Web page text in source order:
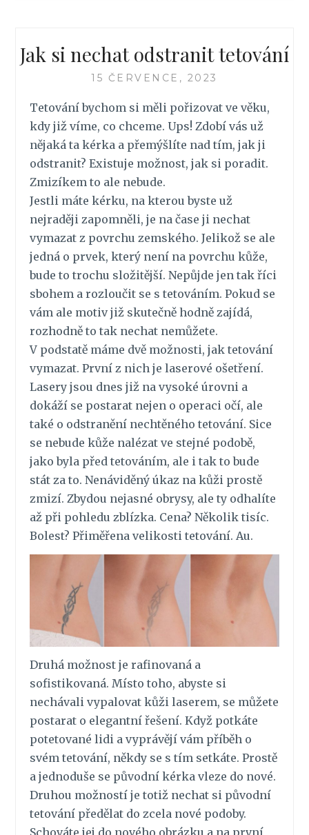
Jak si nechat odstranit tetování
15 ČERVENCE, 2023
Tetování bychom si měli pořizovat ve věku,
kdy již víme, co chceme. Ups! Zdobí vás už
nějaká ta kérka a přemýšlíte nad tím, jak ji
odstranit? Existuje možnost, jak si poradit.
Zmizíkem to ale nebude.
Jestli máte kérku, na kterou byste už
nejraději zapomněli, je na čase ji nechat
vymazat z povrchu zemského. Jelikož se ale
jedná o prvek, který není na povrchu kůže,
bude to trochu složitější. Nepůjde jen tak říci
sbohem a rozloučit se s tetováním. Pokud se
vám ale motiv již skutečně hodně zajídá,
rozhodně to tak nechat nemůžete.
V podstatě máme dvě možnosti, jak tetování
vymazat. První z nich je laserové ošetření.
Lasery jsou dnes již na vysoké úrovni a
dokáží se postarat nejen o operaci očí, ale
také o odstranění nechtěného tetování. Sice
se nebude kůže nalézat ve stejné podobě,
jako byla před tetováním, ale i tak to bude
stát za to. Nenáviděný úkaz na kůži prostě
zmizí. Zbydou nejasné obrysy, ale ty odhalíte
až při pohledu zblízka. Cena? Několik tisíc.
Bolest? Přiměřena velikosti tetování. Au.
Druhá možnost je rafinovaná a
sofistikovaná. Místo toho, abyste si
nechávali vypalovat kůži laserem, se můžete
postarat o elegantní řešení. Když potkáte
potetované lidi a vyprávějí vám příběh o
svém tetování, někdy se s tím setkáte. Prostě
a jednoduše se původní kérka vleze do nové.
Druhou možností je totiž nechat si původní
tetování předělat do zcela nové podoby.
Schováte jej do nového obrázku a na první